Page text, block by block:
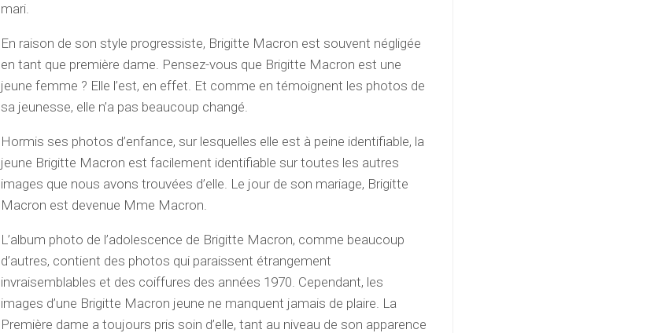
mari.
En raison de son style progressiste, Brigitte Macron est souvent négligée
en tant que première dame. Pensez-vous que Brigitte Macron est une
jeune femme ? Elle l’est, en effet. Et comme en témoignent les photos de
sa jeunesse, elle n’a pas beaucoup changé.
Hormis ses photos d’enfance, sur lesquelles elle est à peine identifiable, la
jeune Brigitte Macron est facilement identifiable sur toutes les autres
images que nous avons trouvées d’elle. Le jour de son mariage, Brigitte
Macron est devenue Mme Macron.
L’album photo de l’adolescence de Brigitte Macron, comme beaucoup
d’autres, contient des photos qui paraissent étrangement
invraisemblables et des coiffures des années 1970. Cependant, les
images d’une Brigitte Macron jeune ne manquent jamais de plaire. La
Première dame a toujours pris soin d’elle, tant au niveau de son apparence